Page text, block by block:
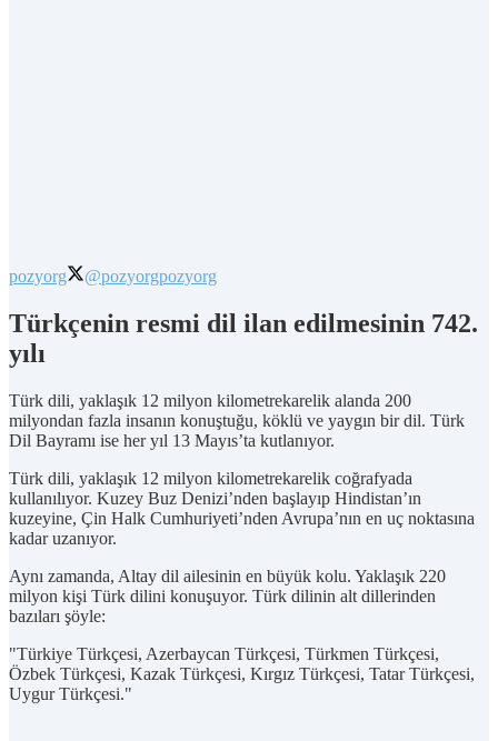
pozyorg @pozyorgpozyorg
Türkçenin resmi dil ilan edilmesinin 742.
yılı
Türk dili, yaklaşık 12 milyon kilometrekarelik alanda 200
milyondan fazla insanın konuştuğu, köklü ve yaygın bir dil. Türk
Dil Bayramı ise her yıl 13 Mayıs’ta kutlanıyor.
Türk dili, yaklaşık 12 milyon kilometrekarelik coğrafyada
kullanılıyor. Kuzey Buz Denizi’nden başlayıp Hindistan’ın
kuzeyine, Çin Halk Cumhuriyeti’nden Avrupa’nın en uç noktasına
kadar uzanıyor.
Aynı zamanda, Altay dil ailesinin en büyük kolu. Yaklaşık 220
milyon kişi Türk dilini konuşuyor. Türk dilinin alt dillerinden
bazıları şöyle:
"Türkiye Türkçesi, Azerbaycan Türkçesi, Türkmen Türkçesi,
Özbek Türkçesi, Kazak Türkçesi, Kırgız Türkçesi, Tatar Türkçesi,
Uygur Türkçesi."